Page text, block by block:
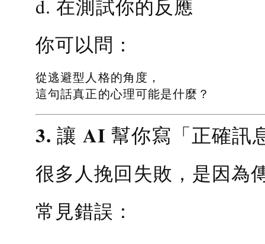
d. 在測試你的反應
你可以問：
從逃避型人格的角度，
這句話真正的心理可能是什麼？
3. 讓 AI 幫你寫「正確訊
很多人挽回失敗，是因為
常見錯誤：